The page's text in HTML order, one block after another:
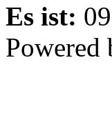
Es ist:
Powered